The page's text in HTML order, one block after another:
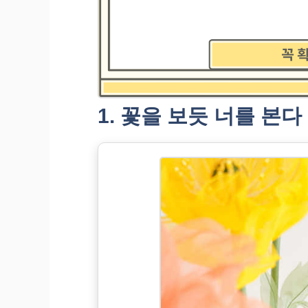
1. 꽃을 보듯 너를 본다